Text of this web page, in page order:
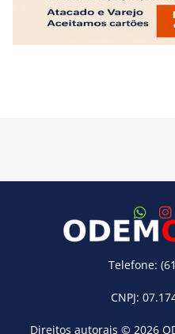
Telefone:
CNPJ:
Direitos autorais © 2026